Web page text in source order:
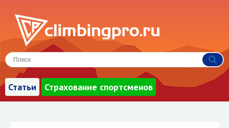
Статьи Страхование спортсменов